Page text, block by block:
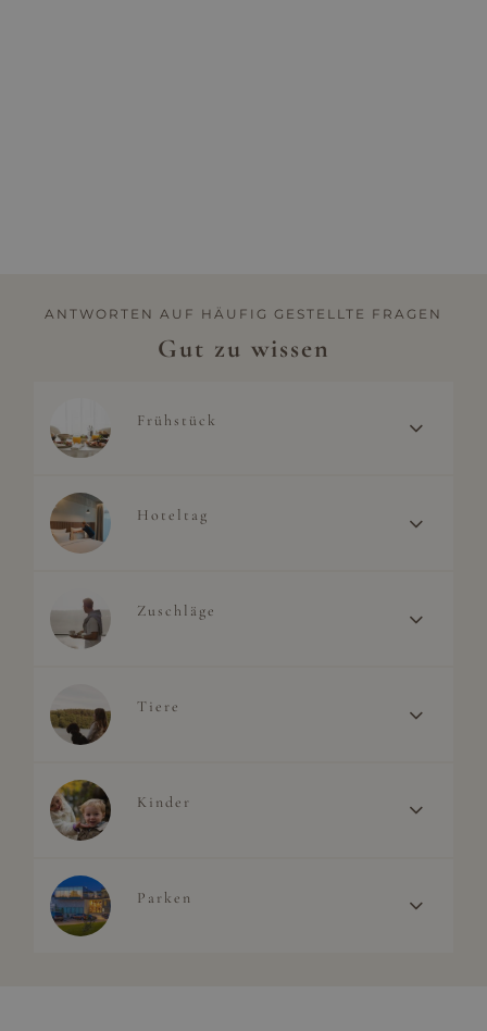
Gut zu wissen
ANTWORTEN AUF HÄUFIG GESTELLTE FRAGEN
Frühstück
Hoteltag
Zuschläge
Tiere
Kinder
Parken